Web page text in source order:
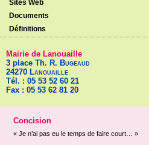
Sites Web
Documents
Définitions
Mairie de Lanouaille
3 place Th. R. Bugeaud
24270 Lanouaille
Tél. : 05 53 52 60 21
Fax : 05 53 62 81 20
Concision
« Je n’ai pas eu le temps de faire court… »